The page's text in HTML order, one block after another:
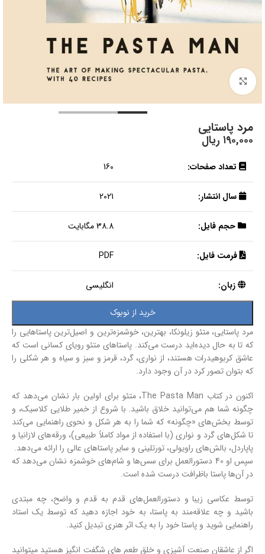
بزرگنمایی تصویر
مرد پاستایی
۱۹۰,۰۰۰ ریال
تعداد صفحات: 160
سال انتشار: 2021
حجم فایل: 38.8 مگابایت
فرمت فایل: PDF
زبان: انگلیسی
خرید از نوبوک
مرد پاستایی، متئو زیلونکا، بهترین، خوشمزه‌ترین و اصیل‌ترین پاستاهایی را
که تا به‌ حال دیده‌اید درست می‌کند. پاستاهای متئو رویای کسانی است که
عاشق کربوهیدرات هستند، از نواری، گرد، قرمز و سبز و سیاه و هر شکلی را
که بتوان تصور کرد در آن وجود دارد.
اکنون در کتاب The Pasta Man، متئو برای اولین‌ بار نشان می‌دهد که
چگونه شما هم می‌توانید خلاق باشید. با شروع از خمیر طلایی کلاسیک، و
توسط بخش‌های «چگونه» که شما را به هر شکل و نحوی راهنمایی می‌کند
تا شکل‌های گرد و نواری (با استفاده از مواد کاملاً طبیعی)، ورقه‌های لازانیا و
پاپاردل، بالش‌های راویولی، تورتلینی و سایر پاستاهای عالی را ارائه می‌دهد.
سپس او 40 دستورالعمل برای سس‌ها و شام‌های خوشمزه نشان می‌دهد که
در آن‌ها پاستا باظرافت درست شده است.
توسط عکاسی زیبا و دستورالعمل‌های قدم‌ به‌ قدم و واضح، چه مبتدی
باشید و چه علاقه‌مند به پاستا، به خود اجازه دهید که توسط یک استاد
راهنمایی شوید و پاستا خود را به یک اثر هنری تبدیل کنید.
اگر از عاشقان صنعت آشپزی و خلق طعم های شگفت انگیز هستید میتوانید